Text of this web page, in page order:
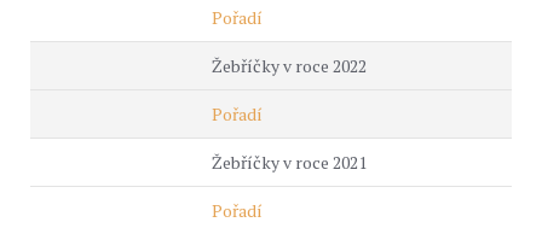
Pořadí
Žebříčky v roce 2022
Pořadí
Žebříčky v roce 2021
Pořadí